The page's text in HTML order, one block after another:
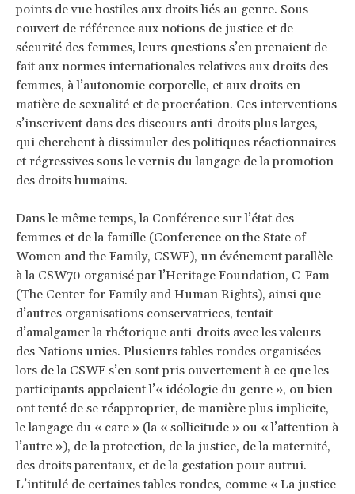
points de vue hostiles aux droits liés au genre. Sous
couvert de référence aux notions de justice et de
sécurité des femmes, leurs questions s’en prenaient de
fait aux normes internationales relatives aux droits des
femmes, à l’autonomie corporelle, et aux droits en
matière de sexualité et de procréation. Ces interventions
s’inscrivent dans des discours anti-droits plus larges,
qui cherchent à dissimuler des politiques réactionnaires
et régressives sous le vernis du langage de la promotion
des droits humains.
Dans le même temps, la Conférence sur l’état des
femmes et de la famille (Conference on the State of
Women and the Family, CSWF), un événement parallèle
à la CSW70 organisé par l’Heritage Foundation, C-Fam
(The Center for Family and Human Rights), ainsi que
d’autres organisations conservatrices, tentait
d’amalgamer la rhétorique anti-droits avec les valeurs
des Nations unies. Plusieurs tables rondes organisées
lors de la CSWF s’en sont pris ouvertement à ce que les
participants appelaient l’« idéologie du genre », ou bien
ont tenté de se réapproprier, de manière plus implicite,
le langage du « care » (la « sollicitude » ou « l’attention à
l’autre »), de la protection, de la justice, de la maternité,
des droits parentaux, et de la gestation pour autrui.
L’intitulé de certaines tables rondes, comme « La justice